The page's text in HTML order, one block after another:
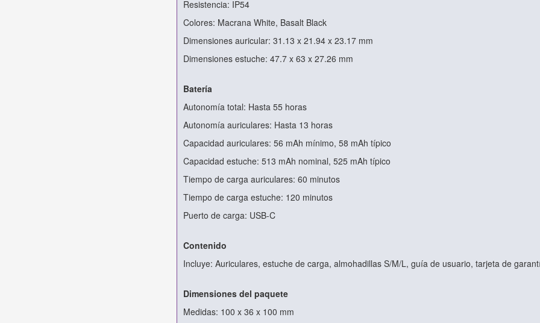
Resistencia: IP54
Colores: Macrana White, Basalt Black
Dimensiones auricular: 31.13 x 21.94 x 23.17 mm
Dimensiones estuche: 47.7 x 63 x 27.26 mm
Batería
Autonomía total: Hasta 55 horas
Autonomía auriculares: Hasta 13 horas
Capacidad auriculares: 56 mAh mínimo, 58 mAh típico
Capacidad estuche: 513 mAh nominal, 525 mAh típico
Tiempo de carga auriculares: 60 minutos
Tiempo de carga estuche: 120 minutos
Puerto de carga: USB-C
Contenido
Incluye: Auriculares, estuche de carga, almohadillas S/M/L, guía de usuario, tarjeta de
Dimensiones del paquete
Medidas: 100 x 36 x 100 mm